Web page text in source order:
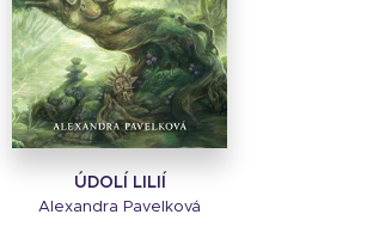
ÚDOLÍ LILIÍ
Alexandra Pavelková